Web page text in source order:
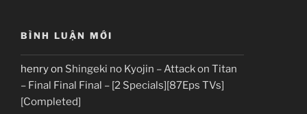
BÌNH LUẬN MỚI
henryon Shingeki no Kyojin – Attack on Titan
– Final Final Final – [2 Specials][87Eps TVs]
[Completed]